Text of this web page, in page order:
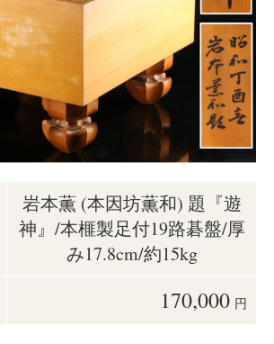
岩本薫 (本因坊薫和) 題『遊
神』/本榧製足付19路碁盤/厚
み17.8cm/約15kg
170,000 円